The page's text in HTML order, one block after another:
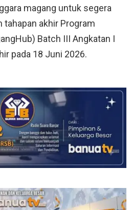
magang untuk segera
akhir Program
Batch III Angkatan I
pada 18 Juni 2026.